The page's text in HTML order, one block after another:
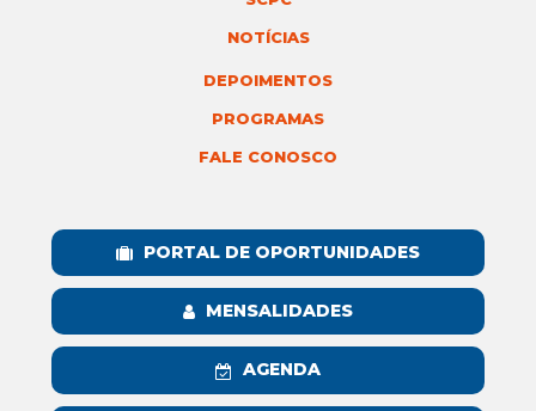
NOTÍCIAS
DEPOIMENTOS
PROGRAMAS
FALE CONOSCO
PORTAL DE OPORTUNIDADES
MENSALIDADES
AGENDA